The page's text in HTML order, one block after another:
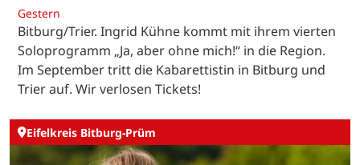
Gestern
Bitburg/Trier. Ingrid Kühne kommt mit ihrem vierten
Soloprogramm „Ja, aber ohne mich!“ in die Region.
Im September tritt die Kabarettistin in Bitburg und
Trier auf. Wir verlosen Tickets!
Eifelkreis Bitburg-Prüm